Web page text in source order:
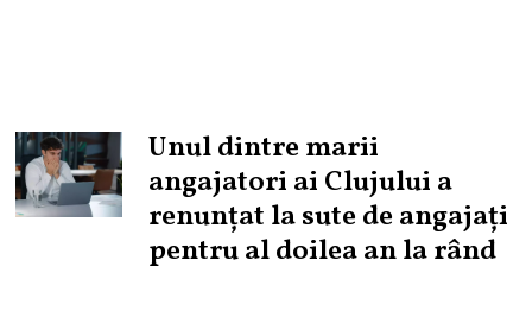
Unul dintre marii
angajatori ai Clujului a
renunțat la sute de angajați
pentru al doilea an la rând